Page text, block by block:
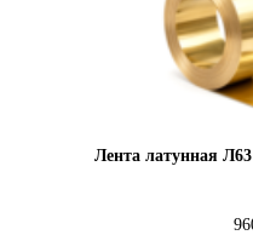
Лента латунная